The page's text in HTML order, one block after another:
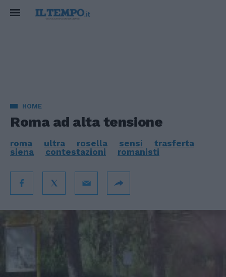
HOME
Roma ad alta tensione
roma ultra rosella sensi
trasferta
siena
contestazioni romanisti